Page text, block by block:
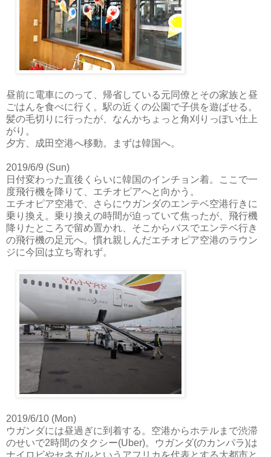
昼前に電車にのって、帰省している元同僚とその家族と昼
ごはんを食べに行く。駅の近くの公園で子供を遊ばせる。
髪の毛切りに行ったが、なんかちょっと角刈りっぽい仕上
がり。
夕方、成田空港へ移動。まずは韓国へ。
2019/6/9 (Sun)
日付変わった直後くらいに韓国のインチョン着。ここで一
度飛行機を降りて、エチオピアへと向かう。
エチオピア空港で、さらにウガンダのエンテベ空港行きに
乗り換え。乗り換えの時間が迫っていて焦ったが、飛行機
降りたところで留め置かれ、そこからバスでエンテベ行き
の飛行機の足元へ。慣れ親しんだエチオピア空港のラウン
ジに今回は立ち寄れず。
2019/6/10 (Mon)
ウガンダには昼過ぎに到着する。空港からホテルまで渋滞
のせいで2時間のタクシー(Uber)。ウガンダ(のカンパラ)は
ナイロビやセネガルというアフリカを代表とする大都市と